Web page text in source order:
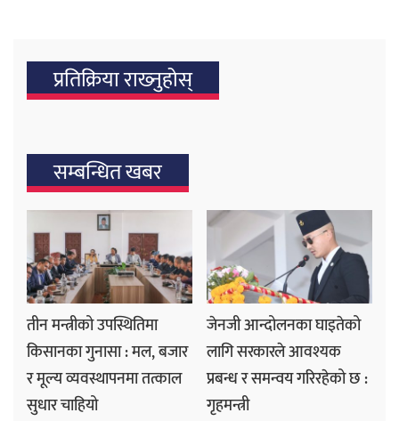
प्रतिक्रिया राख्‍नुहोस्
सम्बन्धित खबर
तीन मन्त्रीको उपस्थितिमा
किसानका गुनासा : मल, बजार
र मूल्य व्यवस्थापनमा तत्काल
सुधार चाहियो
जेनजी आन्दोलनका घाइतेको
लागि सरकारले आवश्यक
प्रबन्ध र समन्वय गरिरहेको छ :
गृहमन्त्री